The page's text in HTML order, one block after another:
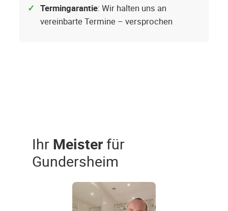
Termingarantie: Wir halten uns an
vereinbarte Termine – versprochen
Ihr Meisterfür
Gundersheim